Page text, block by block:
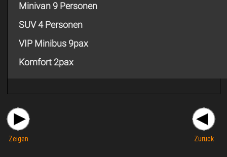
Minivan 9 Personen
SUV 4 Personen
VIP Minibus 9pax
Komfort 2pax
Zeigen Zurück